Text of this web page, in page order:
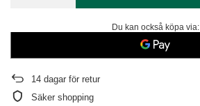
Du kan också köpa via:
14 dagar för retur
Säker shopping